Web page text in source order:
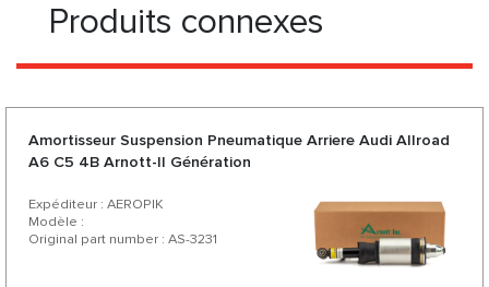
Produits connexes
Amortisseur Suspension Pneumatique Arriere Audi Allroad
A6 C5 4B Arnott-II Génération
Expéditeur : AEROPIK
Modèle :
Original part number : AS-3231